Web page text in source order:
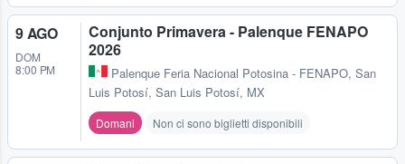
9 AGO
DOM
8:00 PM
Conjunto Primavera - Palenque FENAPO
2026
Palenque Feria Nacional Potosina - FENAPO, San
Luis Potosí, San Luis Potosí, MX
Domani Non ci sono biglietti disponibili